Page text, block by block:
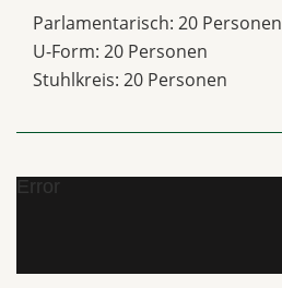
Parlamentarisch: 20 Personen
U-Form: 20 Personen
Stuhlkreis: 20 Personen
Error